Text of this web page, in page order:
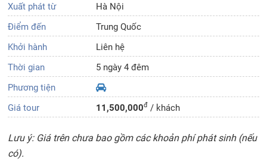
Xuất phát từ
Hà Nội
Điểm đến
Trung Quốc
Khởi hành
Liên hệ
Thời gian
5 ngày 4 đêm
Phương tiện
Giá tour
11,500,000đ / khách
Lưu ý: Giá trên chưa bao gồm các khoản phí phát sinh (nếu
có).